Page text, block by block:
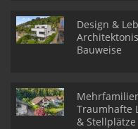
Design &
Bauweise
Traumhafte
& Stellplätze